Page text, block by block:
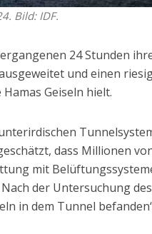
Bild: IDF.
24 Stunden
und einen
Geiseln hielt.
dass Millionen
mit
der Untersuchung
in dem Tunnel